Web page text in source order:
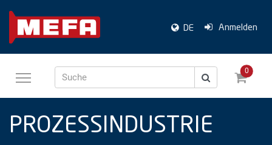
DE Anmelden
Suche
0
PROZESSINDUSTRIE